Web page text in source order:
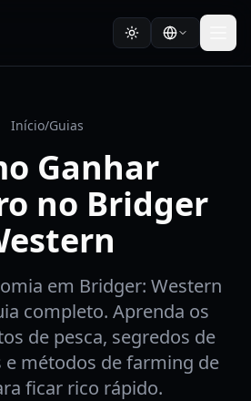
Início/Guias
Ganhar
no Bridger
em Bridger: Western
completo. Aprenda os
de pesca, segredos de
e métodos de farming de
ficar rico rápido.